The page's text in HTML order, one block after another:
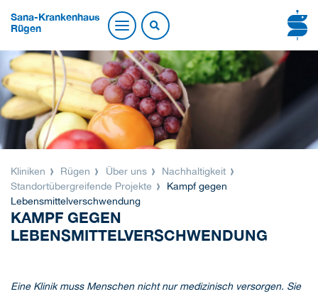
Sana-Krankenhaus
Rügen
Kliniken Rügen Über uns
Nachhaltigkeit
Standortübergreifende Projekte
Kampf gegen
Lebensmittelverschwendung
KAMPF GEGEN
LEBENSMITTELVERSCHWENDUNG
Eine Klinik muss Menschen nicht nur medizinisch versorgen. Sie